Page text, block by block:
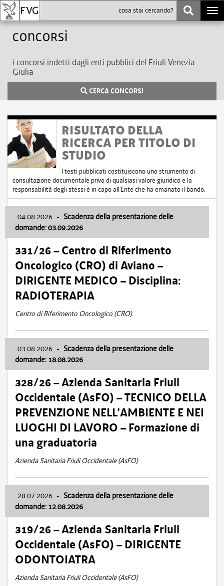
Concorsi
i concorsi indetti dagli enti pubblici del Friuli Venezia
Giulia
CERCA CONCORSI
RISULTATO DELLA
RICERCA PER TITOLO DI
STUDIO
I testi pubblicati costituiscono uno strumento di
consultazione documentale privo di qualsiasi valore giuridico e la
responsabilità degli stessi è in capo all'Ente che ha emanato il bando.
04.08.2026 - Scadenza della presentazione delle
domande: 03.09.2026
331/26 – Centro di Riferimento
Oncologico (CRO) di Aviano –
DIRIGENTE MEDICO – Disciplina:
RADIOTERAPIA
Centro di Riferimento Oncologico (CRO)
03.08.2026 - Scadenza della presentazione delle
domande: 18.08.2026
328/26 – Azienda Sanitaria Friuli
Occidentale (AsFO) – TECNICO DELLA
PREVENZIONE NELL’AMBIENTE E NEI
LUOGHI DI LAVORO – Formazione di
una graduatoria
Azienda Sanitaria Friuli Occidentale (AsFO)
28.07.2026 - Scadenza della presentazione delle
domande: 12.08.2026
319/26 – Azienda Sanitaria Friuli
Occidentale (AsFO) – DIRIGENTE
ODONTOIATRA
Azienda Sanitaria Friuli Occidentale (AsFO)